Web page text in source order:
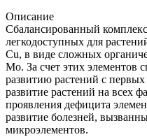
Описание
Сбалансированный
легкодоступных для
Cu, в виде сложных
Mo. За счет этих элементов
развитию растений с
развитие растений на всех
проявления дефицита
развитие болезней,
микроэлементов.